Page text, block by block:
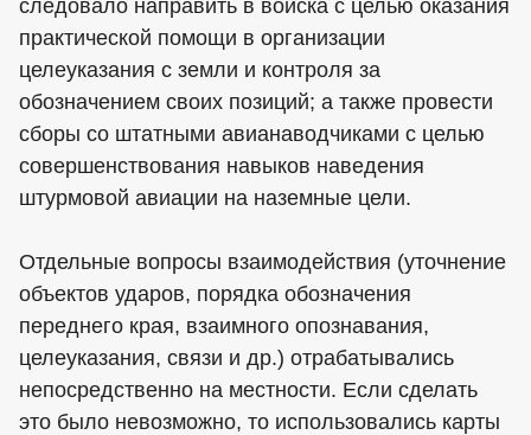
следовало направить в войска с целью оказания
практической помощи в организации
целеуказания с земли и контроля за
обозначением своих позиций; а также провести
сборы со штатными авианаводчиками с целью
совершенствования навыков наведения
штурмовой авиации на наземные цели.
Отдельные вопросы взаимодействия (уточнение
объектов ударов, порядка обозначения
переднего края, взаимного опознавания,
целеуказания, связи и др.) отрабатывались
непосредственно на местности. Если сделать
это было невозможно, то использовались карты